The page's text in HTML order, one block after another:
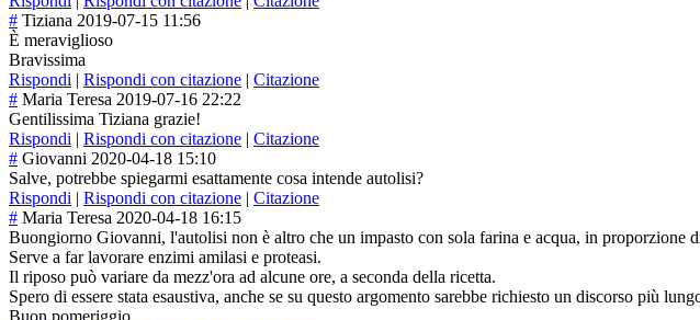
# Tiziana 2019-07-15 11:56
È meraviglioso
Bravissima
Rispondi | Rispondi con citazione | Citazione
# Maria Teresa 2019-07-16 22:22
Gentilissima Tiziana grazie!
Rispondi | Rispondi con citazione | Citazione
# Giovanni 2020-04-18 15:10
Salve, potrebbe spiegarmi esattamente cosa intende autolisi?
Rispondi | Rispondi con citazione | Citazione
# Maria Teresa 2020-04-18 16:15
Buongiorno Giovanni, l'autolisi non è altro che un impasto con sola farina e acqua, in
Serve a far lavorare enzimi amilasi e proteasi.
Il riposo può variare da mezz'ora ad alcune ore, a seconda della ricetta.
Spero di essere stata esaustiva, anche se su questo argomento sarebbe richiesto un discorso più